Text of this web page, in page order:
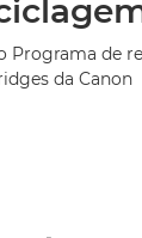
Programa de
da Canon